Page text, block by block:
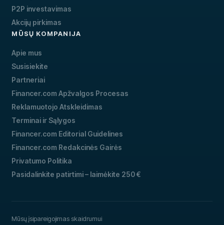
P2P investavimas
Akcijų pirkimas
MŪSŲ KOMPANIJA
Apie mus
Susisiekite
Partneriai
Financer.com Apžvalgos Procesas
Reklamuotojo Atskleidimas
Terminai ir Sąlygos
Financer.com Editorial Guidelines
Financer.com Redakcinės Gairės
Privatumo Politika
Pasidalinkite patirtimi – laimėkite 250 €
Mūsų įsipareigojimas skaidrumui